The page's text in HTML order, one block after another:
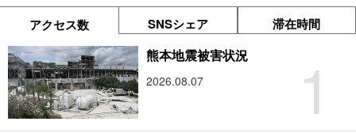
アクセス数 SNSシェア 滞在時間
1
熊本地震被害状況
2026.08.07